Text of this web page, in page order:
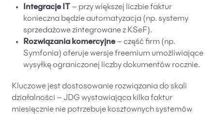
Integracje IT
– przy większej liczbie faktur
konieczna będzie automatyzacja (np. systemy
sprzedażowe zintegrowane z KSeF).
Rozwiązania komercyjne – część firm (np.
Symfonia) oferuje wersje freemium umożliwiające
wysyłkę ograniczonej liczby dokumentów rocznie.
Kluczowe jest dostosowanie rozwiązania do skali
działalności – JDG wystawiająca kilka faktur
miesięcznie nie potrzebuje kosztownych systemów